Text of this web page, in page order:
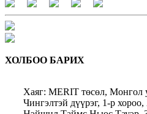
ХОЛБОО БАРИХ
Хаяг: MERIT төсөл, Монгол
Чингэлтэй дүүрэг, 1-р